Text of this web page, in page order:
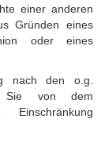
einer anderen
Gründen eines
oder eines
nach den o.g.
Sie von dem